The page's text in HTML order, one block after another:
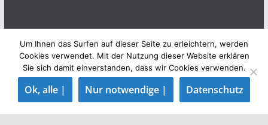
Copyright © 2026 TopBlogs Magazin. Alle Rechte
vorbehalten.
Theme:
ColorMag
von ThemeGrill. Präsentiert von
WordPress
Um Ihnen das Surfen auf dieser Seite zu erleichtern, werden
Cookies verwendet. Mit der Nutzung dieser Website erklären
Sie sich damit einverstanden, dass wir Cookies verwenden.
Ok, alle | Nur notwendige | Datenschutz